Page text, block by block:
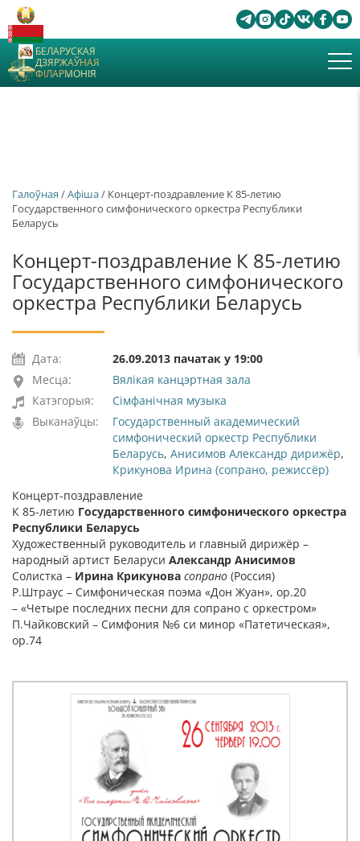
БЕЛАРУСКАЯ
ДЗЯРЖАЎНАЯ
ФІЛАРМОНІЯ
Галоўная /Афiша/ Концерт-поздравление К 85-летию
Государственного симфонического оркестра Республики
Беларусь
Концерт-поздравление К 85-летию
Государственного симфонического
оркестра Республики Беларусь
Дата:
26.09.2013 пачатак у 19:00
Месца:
Вялікая канцэртная зала
Катэгорыя:
Сімфанічная музыка
Выканаўцы:
Государственный академический
симфонический оркестр Республики
Беларусь, Анисимов Александр дирижёр,
Крикунова Ирина (сопрано, режиссёр)
Концерт-поздравление
К 85-летию Государственного симфонического оркестра
Республики Беларусь
Художественный руководитель и главный дирижёр –
народный артист Беларуси Александр Анисимов
Солистка – Ирина Крикунова сопрано (Россия)
Р.Штраус – Симфоническая поэма «Дон Жуан», ор.20
– «Четыре последних песни для сопрано с оркестром»
П.Чайковский – Симфония №6 си минор «Патетическая»,
ор.74